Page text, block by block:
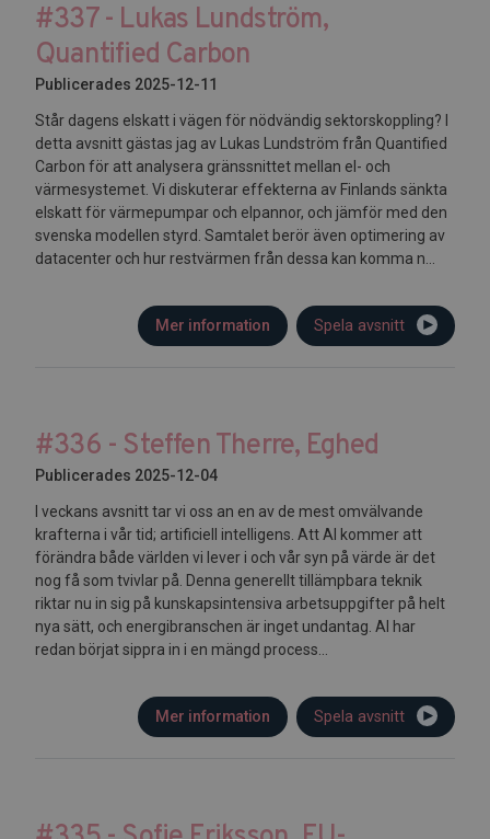
#337 - Lukas Lundström,
Quantified Carbon
Publicerades 2025-12-11
Står dagens elskatt i vägen för nödvändig sektorskoppling? I
detta avsnitt gästas jag av Lukas Lundström från Quantified
Carbon för att analysera gränssnittet mellan el- och
värmesystemet. Vi diskuterar effekterna av Finlands sänkta
elskatt för värmepumpar och elpannor, och jämför med den
svenska modellen styrd. Samtalet berör även optimering av
datacenter och hur restvärmen från dessa kan komma n...
Spela avsnitt
Mer information
#336 - Steffen Therre, Eghed
Publicerades 2025-12-04
I veckans avsnitt tar vi oss an en av de mest omvälvande
krafterna i vår tid; artificiell intelligens. Att AI kommer att
förändra både världen vi lever i och vår syn på värde är det
nog få som tvivlar på. Denna generellt tillämpbara teknik
riktar nu in sig på kunskapsintensiva arbetsuppgifter på helt
nya sätt, och energibranschen är inget undantag. AI har
redan börjat sippra in i en mängd process...
Spela avsnitt
Mer information